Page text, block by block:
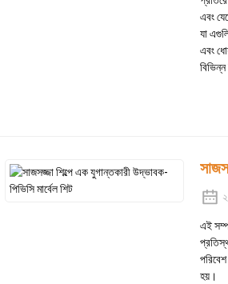
এবং
যা
এবং
এই
হয়।